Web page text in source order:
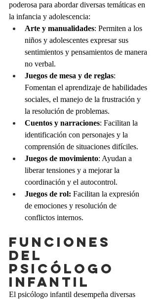
poderosa para abordar diversas temáticas en
la infancia y adolescencia:
Arte y manualidades: Permiten a los
niños y adolescentes expresar sus
sentimientos y pensamientos de manera
no verbal.
Juegos de mesa y de reglas:
Fomentan el aprendizaje de habilidades
sociales, el manejo de la frustración y
la resolución de problemas.
Cuentos y narraciones: Facilitan la
identificación con personajes y la
comprensión de situaciones difíciles.
Juegos de movimiento: Ayudan a
liberar tensiones y a mejorar la
coordinación y el autocontrol.
Juegos de rol: Facilitan la expresión
de emociones y resolución de
conflictos internos.
Funciones
del
psicólogo
infantil
El psicólogo infantil desempeña diversas